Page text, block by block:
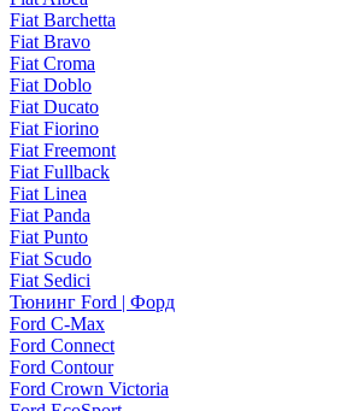
Fiat Barchetta
Fiat Bravo
Fiat Croma
Fiat Doblo
Fiat Ducato
Fiat Fiorino
Fiat Freemont
Fiat Fullback
Fiat Linea
Fiat Panda
Fiat Punto
Fiat Scudo
Fiat Sedici
Тюнинг Ford | Форд
Ford C-Max
Ford Connect
Ford Contour
Ford Crown Victoria